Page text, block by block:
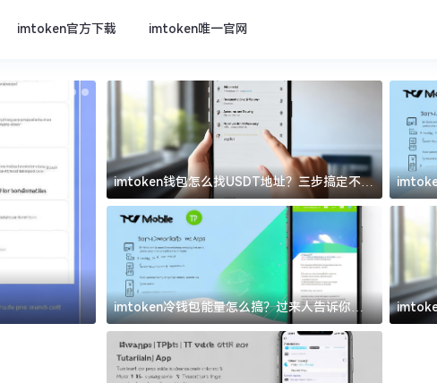
imtoken官方下载 imtoken唯一官网
imtoken官方下载
imtoken钱包怎么找USDT地址？三步搞定不踩
坑
imtoken冷钱包能量怎么搞？过来人告诉你门
道